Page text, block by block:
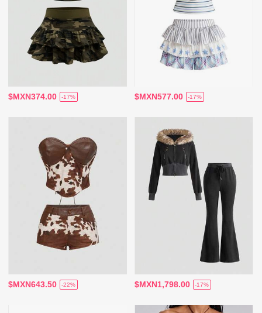
$MXN374.00 -17% $MXN577.00 -17%
$MXN643.50 -22% $MXN1,798.00 -17%